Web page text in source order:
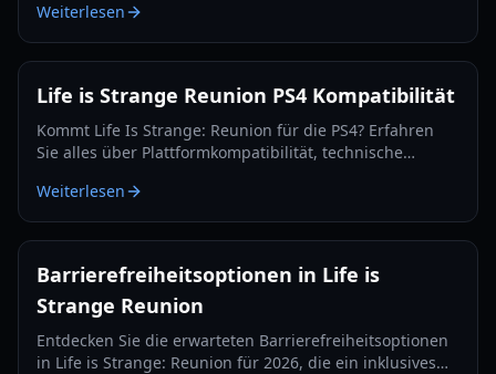
Steam-Deck-Eingaben konfigurieren.
Weiterlesen
Life is Strange Reunion PS4 Kompatibilität
Kommt Life Is Strange: Reunion für die PS4? Erfahren
Sie alles über Plattformkompatibilität, technische
Chloes Geschichte spielen können.
Weiterlesen
Barrierefreiheitsoptionen in Life is
Strange Reunion
Entdecken Sie die erwarteten Barrierefreiheitsoptionen
in Life is Strange: Reunion für 2026, die ein inklusives